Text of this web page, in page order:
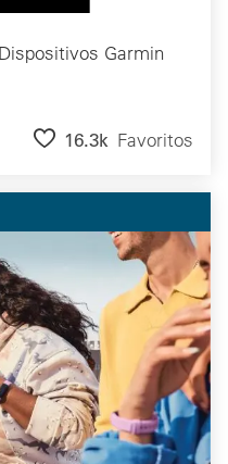
Garmin
16.3k Favoritos